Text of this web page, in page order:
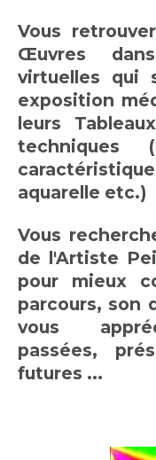
Vous
Œuvres
virtuelles qui
exposition
leurs
techniques
aquarelle etc.)
Vous
de l'Artiste
pour mieux
parcours, son
vous
passées,
futures ...